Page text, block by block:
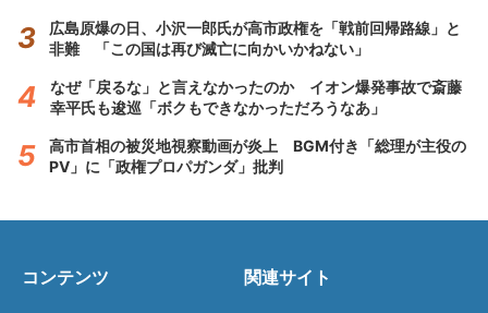
広島原爆の日、小沢一郎氏が高市政権を「戦前回帰路線」と
非難 「この国は再び滅亡に向かいかねない」
なぜ「戻るな」と言えなかったのか イオン爆発事故で斎藤
幸平氏も逡巡「ボクもできなかっただろうなあ」
高市首相の被災地視察動画が炎上 BGM付き「総理が主役の
PV」に「政権プロパガンダ」批判
コンテンツ 関連サイト